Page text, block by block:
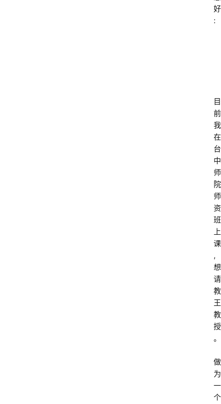
好
:
目
前
我
在
台
中
师
院
师
资
班
上
课
,
想
请
教
王
教
授
。
做
为
一
个